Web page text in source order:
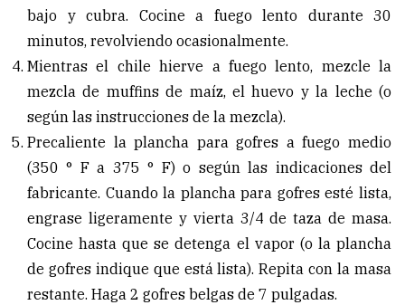
bajo y cubra. Cocine a fuego lento durante 30
minutos, revolviendo ocasionalmente.
Mientras el chile hierve a fuego lento, mezcle la
mezcla de muffins de maíz, el huevo y la leche (o
según las instrucciones de la mezcla).
Precaliente la plancha para gofres a fuego medio
(350 ° F a 375 ° F) o según las indicaciones del
fabricante. Cuando la plancha para gofres esté lista,
engrase ligeramente y vierta 3/4 de taza de masa.
Cocine hasta que se detenga el vapor (o la plancha
de gofres indique que está lista). Repita con la masa
restante. Haga 2 gofres belgas de 7 pulgadas.